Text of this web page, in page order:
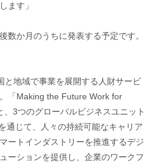
ます」
数か月のうちに発表する予定です。
地域で事業を展開する人財サービ
「Making the Future Work for
3つのグローバルビジネスユニット
通じて、人々の持続可能なキャリア
ートインダストリーを推進するデジ
ーションを提供し、企業のワークフ